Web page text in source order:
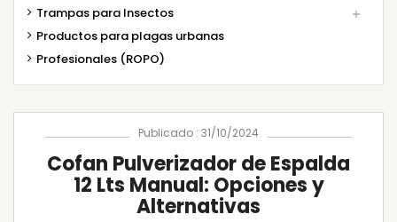
Trampas para Insectos 
Productos para plagas urbanas
Profesionales (ROPO)
Publicado : 31/10/2024
Cofan Pulverizador de Espalda
12 Lts Manual: Opciones y
Alternativas